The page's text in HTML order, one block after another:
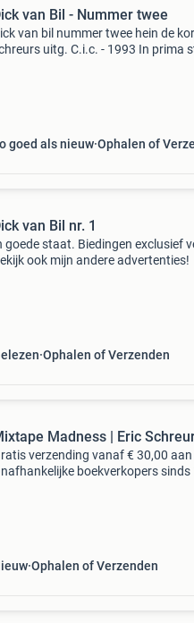
van Bil - Nummer twee
van bil nummer twee hein de
uitg. C.i.c. - 1993 In prima
goed als nieuw Ophalen of
van Bil nr. 1
goede staat. Biedingen exclusief
ook mijn andere advertenties!
Ophalen of Verzenden
Madness | Eric
verzending vanaf € 30,00 aan
boekverkopers
Ophalen of Verzenden